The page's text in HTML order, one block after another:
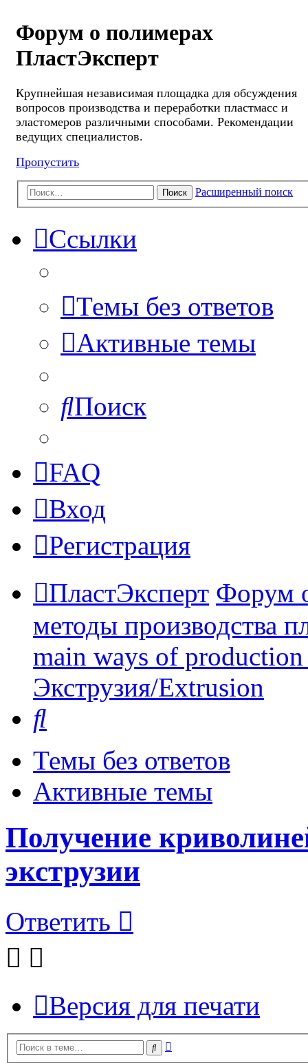
Форум о полимерах
ПластЭксперт
Крупнейшая независимая площадка для обсуждения
вопросов производства и переработки пластмасс и
эластомеров различными способами. Рекомендации
ведущих специалистов.
Пропустить
Поиск Расширенный поиск
Ссылки
Темы без ответов
Активные темы
Поиск
FAQ
Вход
Регистрация
ПластЭксперт Форум
методы производства
main ways of
Экструзия/Extrusion
Темы без ответов
Активные темы
Получение
экструзии
Ответить
Версия для печати
Поиск